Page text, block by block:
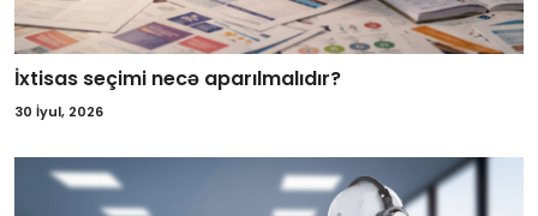
İxtisas seçimi necə aparılmalıdır?
30 İyul, 2026